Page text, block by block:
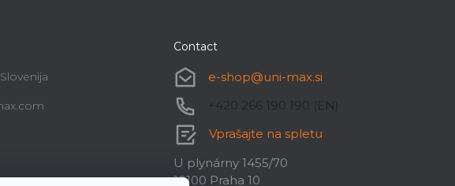
Contact
e-shop@uni-max.si
+420 266 190 190 (EN)
Vprašajte na spletu
U plynárny 1455/70
10100 Praha 10